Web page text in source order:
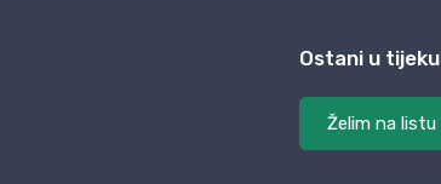
Ostani u tijeku
Želim na listu